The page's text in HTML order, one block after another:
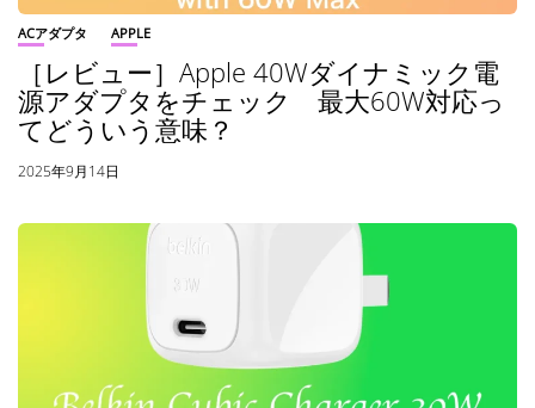
ACアダプタ APPLE
［レビュー］Apple 40Wダイナミック電
源アダプタをチェック 最大60W対応っ
てどういう意味？
2025年9月14日